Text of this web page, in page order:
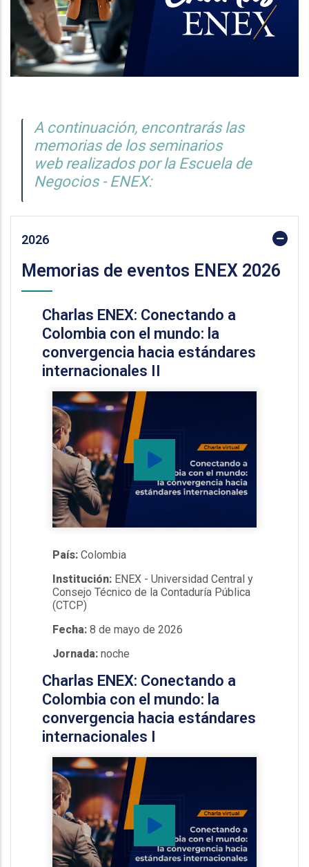
A continuación, encontrarás las
memorias de los seminarios
web realizados por la Escuela de
Negocios - ENEX:
2026
Memorias de eventos ENEX 2026
Charlas ENEX: Conectando a
Colombia con el mundo: la
convergencia hacia estándares
internacionales II
País: Colombia
Institución: ENEX - Universidad Central y
Consejo Técnico de la Contaduría Pública
(CTCP)
Fecha: 8 de mayo de 2026
Jornada: noche
Charlas ENEX: Conectando a
Colombia con el mundo: la
convergencia hacia estándares
internacionales I